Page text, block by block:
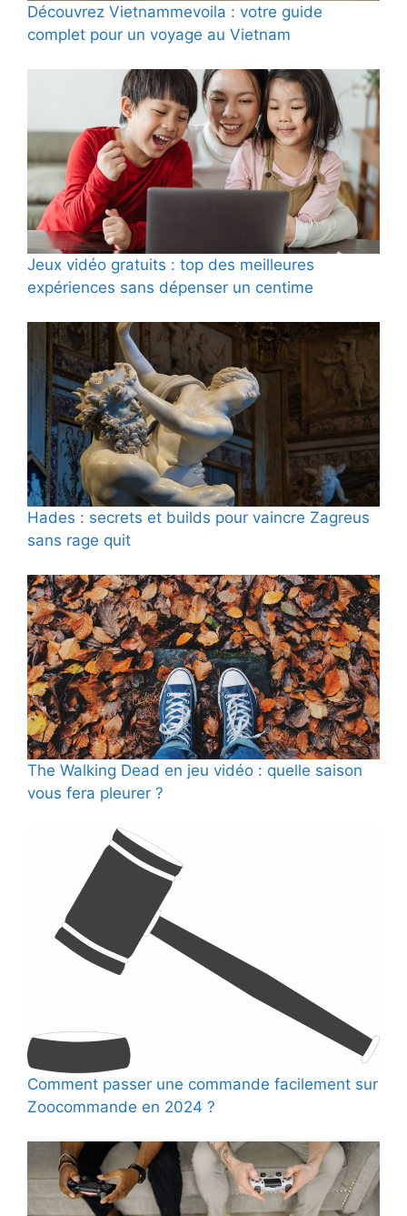
Découvrez Vietnammevoila : votre guide
complet pour un voyage au Vietnam
Jeux vidéo gratuits : top des meilleures
expériences sans dépenser un centime
Hades : secrets et builds pour vaincre Zagreus
sans rage quit
The Walking Dead en jeu vidéo : quelle saison
vous fera pleurer ?
Comment passer une commande facilement sur
Zoocommande en 2024 ?